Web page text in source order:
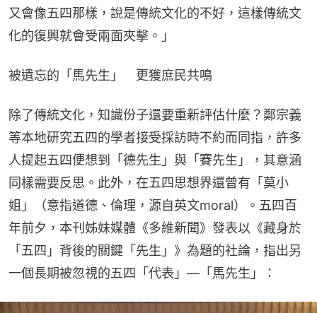
又會像五四那樣，說是傳統文化的不好，這樣傳統文
化的復興就會受兩面夾擊。」
被遺忘的「馬先生」 更獲庶民共鳴
除了傳統文化，知識份子還要重新評估什麼？鄭宗義
等本地研究五四的學者接受採訪時不約而同指，許多
人提起五四便想到「德先生」與「賽先生」，其意涵
同樣需要反思。此外，在五四思想界還曾有「莫小
姐」（意指道德、倫理，源自英文moral）。五四百
年前夕，本刊姊妹媒體《多維新聞》發表以《藏身於
「五四」背後的關鍵「先生」》為題的社論，指出另
一個長期被忽視的五四「代表」—「馬先生」：